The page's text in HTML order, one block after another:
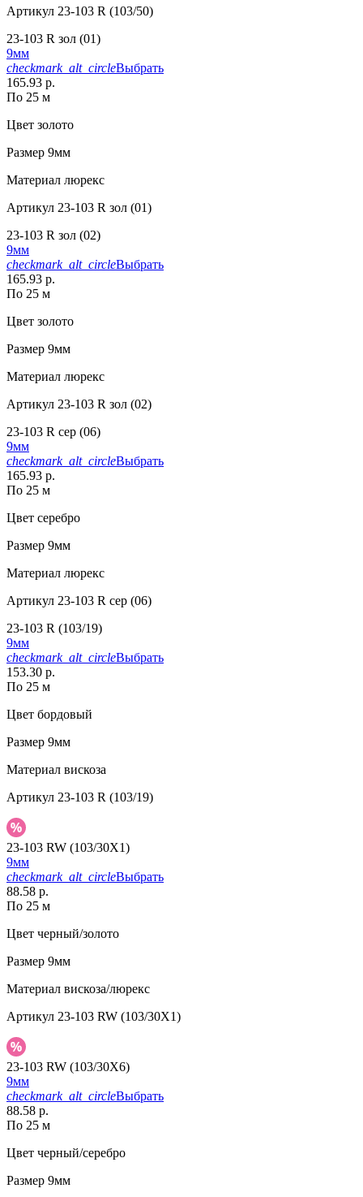
Артикул 23-103 R (103/50)
23-103 R зол (01)
9мм
checkmark_alt_circleВыбрать
165.93 р.
По 25 м
Цвет золото
Размер 9мм
Материал люрекс
Артикул 23-103 R зол (01)
23-103 R зол (02)
9мм
checkmark_alt_circleВыбрать
165.93 р.
По 25 м
Цвет золото
Размер 9мм
Материал люрекс
Артикул 23-103 R зол (02)
23-103 R сер (06)
9мм
checkmark_alt_circleВыбрать
165.93 р.
По 25 м
Цвет серебро
Размер 9мм
Материал люрекс
Артикул 23-103 R сер (06)
23-103 R (103/19)
9мм
checkmark_alt_circleВыбрать
153.30 р.
По 25 м
Цвет бордовый
Размер 9мм
Материал вискоза
Артикул 23-103 R (103/19)
23-103 RW (103/30X1)
9мм
checkmark_alt_circleВыбрать
88.58 р.
По 25 м
Цвет черный/золото
Размер 9мм
Материал вискоза/люрекс
Артикул 23-103 RW (103/30X1)
23-103 RW (103/30X6)
9мм
checkmark_alt_circleВыбрать
88.58 р.
По 25 м
Цвет черный/серебро
Размер 9мм